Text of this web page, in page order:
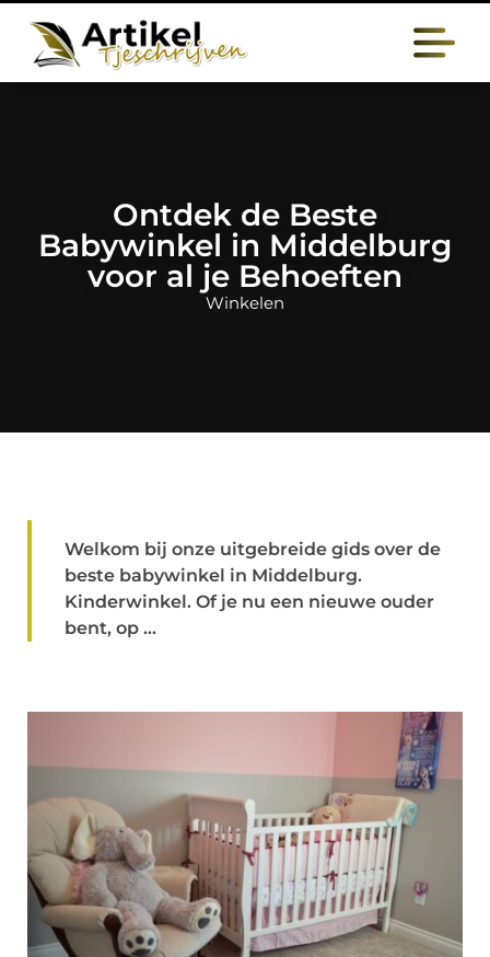
Ontdek de Beste
Babywinkel in Middelburg
voor al je Behoeften
Winkelen
Welkom bij onze uitgebreide gids over de
beste babywinkel in Middelburg.
Kinderwinkel. Of je nu een nieuwe ouder
bent, op ...